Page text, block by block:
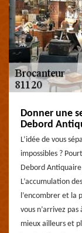
Donner une
Debord
L’idée de vous
impossibles ?
Debord
L’accumulation
l’encombrer et la
vous n’arrivez
mieux ailleurs et